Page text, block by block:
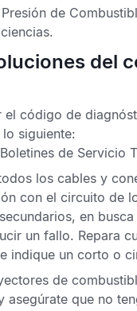
de
del
el código de
siguiente:
Boletines de Servicio
los cables y
con el circuito de
en
un fallo. Repara
indique un corto o
de
asegúrate que no